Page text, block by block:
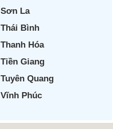
Sơn La
Thái Bình
Thanh Hóa
Tiền Giang
Tuyên Quang
Vĩnh Phúc